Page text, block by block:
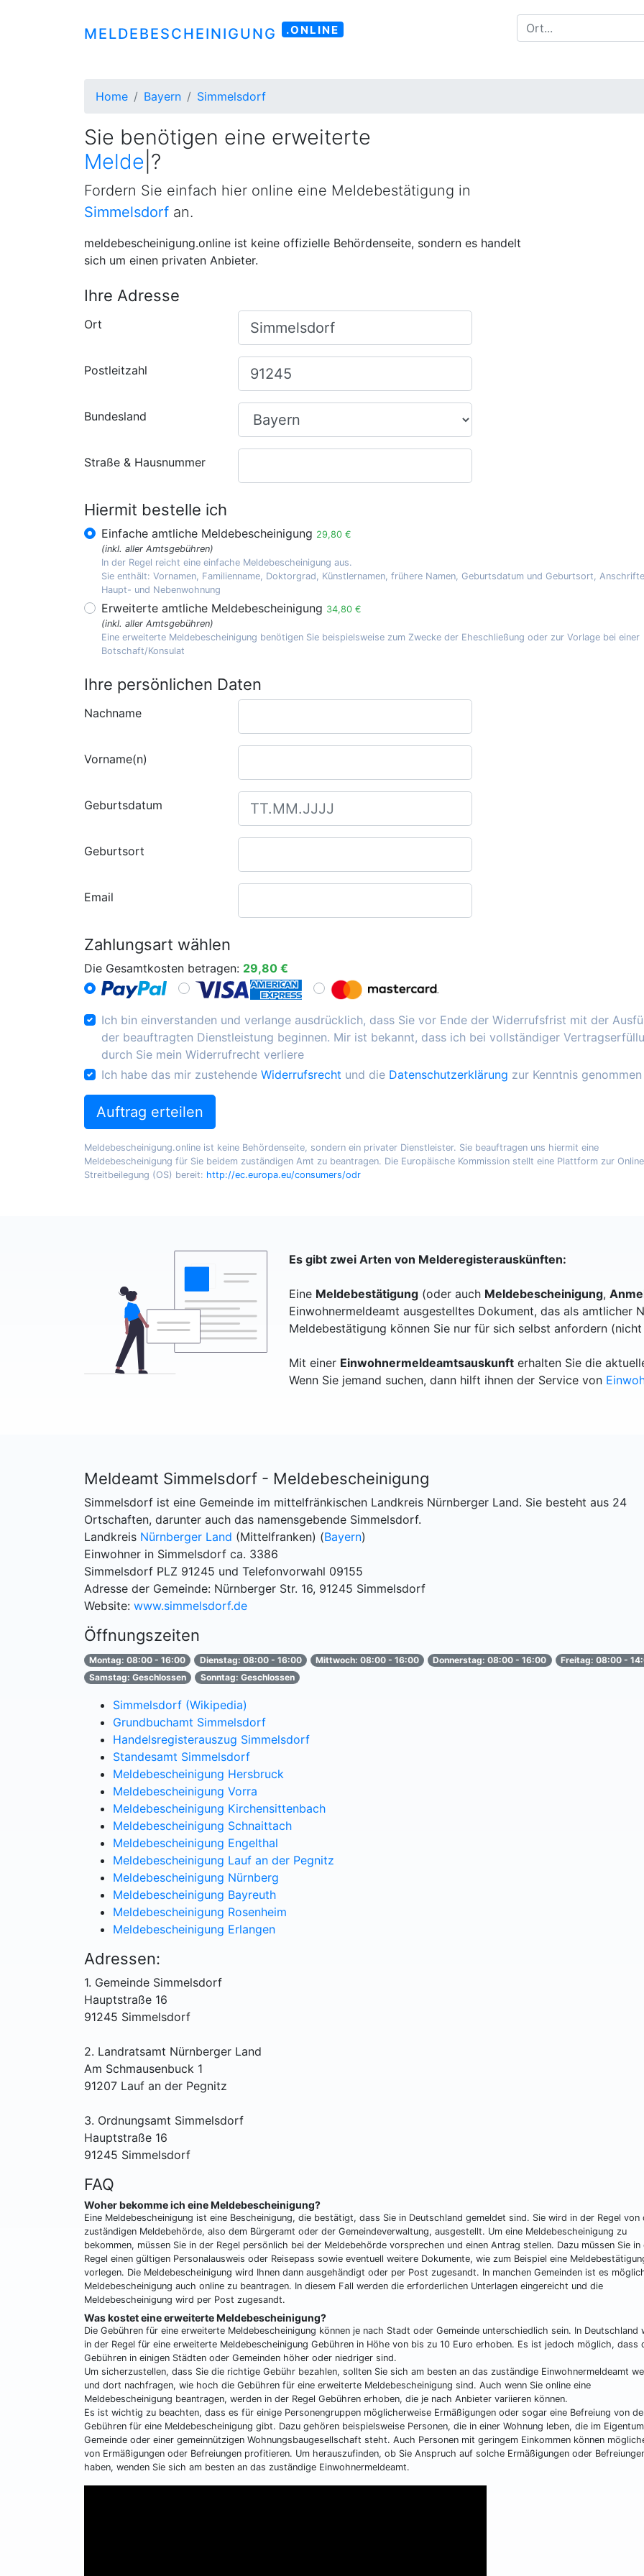
MELDEBESCHEINIGUNG .ONLINE
Home Bayern Simmelsdorf
Sie benötigen eine erweiterte
Meldebestätigung
Fordern Sie einfach hier online eine Meldebestätigung in
Simmelsdorf an.
meldebescheinigung.online ist keine offizielle Behördenseite, sondern es handelt
sich um einen privaten Anbieter.
Ihre Adresse
Ort
Postleitzahl
Bundesland
Straße & Hausnummer
Hiermit bestelle ich
Einfache amtliche Meldebescheinigung 29,80 €
(inkl. aller Amtsgebühren)
In der Regel reicht eine einfache Meldebescheinigung aus.
Sie enthält: Vornamen, Familienname, Doktorgrad, Künstlernamen, frühere Namen, Geburtsdatum und Geburtsort,
Haupt- und Nebenwohnung
Erweiterte amtliche Meldebescheinigung 34,80 €
(inkl. aller Amtsgebühren)
Eine erweiterte Meldebescheinigung benötigen Sie beispielsweise zum Zwecke der Eheschließung oder zur Vorlage bei einer
Botschaft/Konsulat
Ihre persönlichen Daten
Nachname
Vorname(n)
Geburtsdatum
Geburtsort
Email
Zahlungsart wählen
Die Gesamtkosten betragen: 29,80 €
Ich bin einverstanden und verlange ausdrücklich, dass Sie vor Ende der Widerrufsfrist mit der
der beauftragten Dienstleistung beginnen. Mir ist bekannt, dass ich bei vollständiger
durch Sie mein Widerrufrecht verliere
Ich habe das mir zustehende Widerrufsrecht und die Datenschutzerklärung zur Kenntnis genommen
Auftrag erteilen
Meldebescheinigung.online ist keine Behördenseite, sondern ein privater Dienstleister. Sie beauftragen uns hiermit eine
Meldebescheinigung für Sie beidem zuständigen Amt zu beantragen. Die Europäische Kommission stellt eine Plattform zur
Streitbeilegung (OS) bereit: http://ec.europa.eu/consumers/odr
Es gibt zwei Arten von Melderegisterauskünften:
Eine Meldebestätigung (oder auch Meldebescheinigung,
Einwohnermeldeamt ausgestelltes Dokument, das als amtlicher
Meldebestätigung können Sie nur für sich selbst anfordern
Mit einer Einwohnermeldeamtsauskunft erhalten Sie die
Wenn Sie jemand suchen, dann hilft ihnen der Service von
Meldeamt Simmelsdorf - Meldebescheinigung
Simmelsdorf ist eine Gemeinde im mittelfränkischen Landkreis Nürnberger Land. Sie besteht aus 24
Ortschaften, darunter auch das namensgebende Simmelsdorf.
Landkreis Nürnberger Land (Mittelfranken) (Bayern)
Einwohner in Simmelsdorf ca. 3386
Simmelsdorf PLZ 91245 und Telefonvorwahl 09155
Adresse der Gemeinde: Nürnberger Str. 16, 91245 Simmelsdorf
Website: www.simmelsdorf.de
Öffnungszeiten
Montag: 08:00 - 16:00 Dienstag: 08:00 - 16:00 Mittwoch: 08:00 - 16:00 Donnerstag: 08:00 - 16:00
Freitag: 08:00 -
Samstag: Geschlossen
Sonntag: Geschlossen
Simmelsdorf (Wikipedia)
Grundbuchamt Simmelsdorf
Handelsregisterauszug Simmelsdorf
Standesamt Simmelsdorf
Meldebescheinigung Hersbruck
Meldebescheinigung Vorra
Meldebescheinigung Kirchensittenbach
Meldebescheinigung Schnaittach
Meldebescheinigung Engelthal
Meldebescheinigung Lauf an der Pegnitz
Meldebescheinigung Nürnberg
Meldebescheinigung Bayreuth
Meldebescheinigung Rosenheim
Meldebescheinigung Erlangen
Adressen:
1. Gemeinde Simmelsdorf
Hauptstraße 16
91245 Simmelsdorf
2. Landratsamt Nürnberger Land
Am Schmausenbuck 1
91207 Lauf an der Pegnitz
3. Ordnungsamt Simmelsdorf
Hauptstraße 16
91245 Simmelsdorf
FAQ
Woher bekomme ich eine Meldebescheinigung?
Eine Meldebescheinigung ist eine Bescheinigung, die bestätigt, dass Sie in Deutschland gemeldet sind. Sie wird in der Regel von
zuständigen Meldebehörde, also dem Bürgeramt oder der Gemeindeverwaltung, ausgestellt. Um eine Meldebescheinigung zu
bekommen, müssen Sie in der Regel persönlich bei der Meldebehörde vorsprechen und einen Antrag stellen. Dazu müssen Sie in
Regel einen gültigen Personalausweis oder Reisepass sowie eventuell weitere Dokumente, wie zum Beispiel eine
vorlegen. Die Meldebescheinigung wird Ihnen dann ausgehändigt oder per Post zugesandt. In manchen Gemeinden ist es
Meldebescheinigung auch online zu beantragen. In diesem Fall werden die erforderlichen Unterlagen eingereicht und die
Meldebescheinigung wird per Post zugesandt.
Was kostet eine erweiterte Meldebescheinigung?
Die Gebühren für eine erweiterte Meldebescheinigung können je nach Stadt oder Gemeinde unterschiedlich sein. In Deutschland
in der Regel für eine erweiterte Meldebescheinigung Gebühren in Höhe von bis zu 10 Euro erhoben. Es ist jedoch möglich, dass
Gebühren in einigen Städten oder Gemeinden höher oder niedriger sind.
Um sicherzustellen, dass Sie die richtige Gebühr bezahlen, sollten Sie sich am besten an das zuständige Einwohnermeldeamt
und dort nachfragen, wie hoch die Gebühren für eine erweiterte Meldebescheinigung sind. Auch wenn Sie online eine
Meldebescheinigung beantragen, werden in der Regel Gebühren erhoben, die je nach Anbieter variieren können.
Es ist wichtig zu beachten, dass es für einige Personengruppen möglicherweise Ermäßigungen oder sogar eine Befreiung von
Gebühren für eine Meldebescheinigung gibt. Dazu gehören beispielsweise Personen, die in einer Wohnung leben, die im
Gemeinde oder einer gemeinnützigen Wohnungsbaugesellschaft steht. Auch Personen mit geringem Einkommen können
von Ermäßigungen oder Befreiungen profitieren. Um herauszufinden, ob Sie Anspruch auf solche Ermäßigungen oder
haben, wenden Sie sich am besten an das zuständige Einwohnermeldeamt.